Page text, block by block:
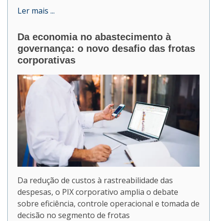
Ler mais ...
Da economia no abastecimento à
governança: o novo desafio das frotas
corporativas
Da redução de custos à rastreabilidade das
despesas, o PIX corporativo amplia o debate
sobre eficiência, controle operacional e tomada de
decisão no segmento de frotas